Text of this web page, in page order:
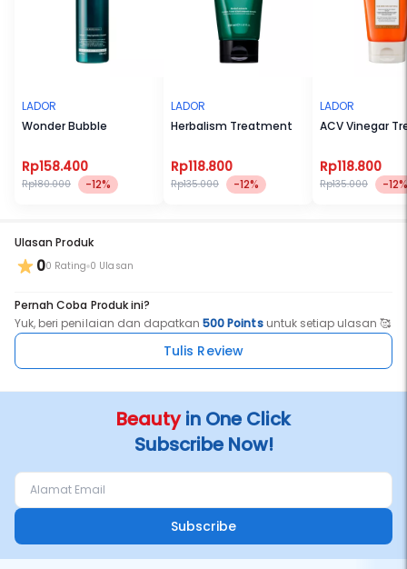
LADOR
Wonder Bubble
Rp158.400
Rp180.000 -12%
LADOR
Herbalism Treatment
Rp118.800
Rp135.000 -12%
LADOR
ACV Vinegar
Rp118.800
Rp135.000 -12%
Ulasan Produk
00 Rating 0 Ulasan
Pernah Coba Produk ini?
Yuk, beri penilaian dan dapatkan500 Pointsuntuk setiap ulasan 🥰
Tulis Review
Beautyin One Click
Subscribe Now!
Subscribe